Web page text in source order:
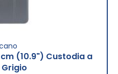
(10.9") Custodia a